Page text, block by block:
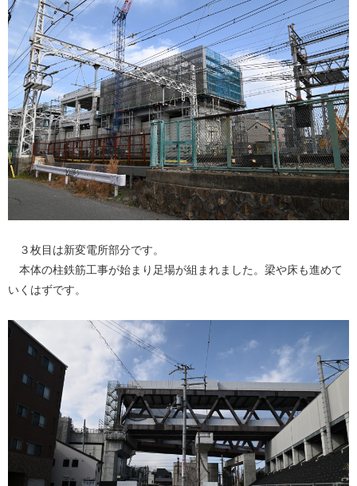
３枚目は新変電所部分です。
本体の柱鉄筋工事が始まり足場が組まれました。梁や床も進めて
いくはずです。